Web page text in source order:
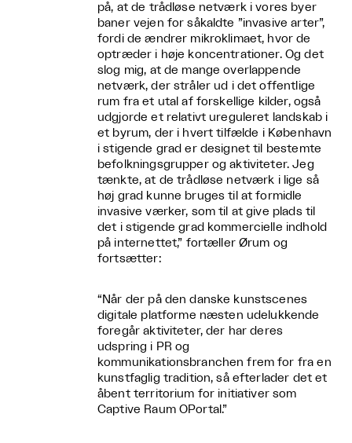
på, at de trådløse netværk i vores byer
baner vejen for såkaldte ”invasive arter”,
fordi de ændrer mikroklimaet, hvor de
optræder i høje koncentrationer. Og det
slog mig, at de mange overlappende
netværk, der stråler ud i det offentlige
rum fra et utal af forskellige kilder, også
udgjorde et relativt ureguleret landskab i
et byrum, der i hvert tilfælde i København
i stigende grad er designet til bestemte
befolkningsgrupper og aktiviteter. Jeg
tænkte, at de trådløse netværk i lige så
høj grad kunne bruges til at formidle
invasive værker, som til at give plads til
det i stigende grad kommercielle indhold
på internettet,” fortæller Ørum og
fortsætter:
“Når der på den danske kunstscenes
digitale platforme næsten udelukkende
foregår aktiviteter, der har deres
udspring i PR og
kommunikationsbranchen frem for fra en
kunstfaglig tradition, så efterlader det et
åbent territorium for initiativer som
Captive Raum OPortal.”